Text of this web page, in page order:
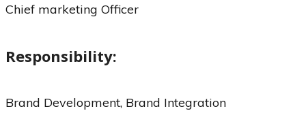
Chief marketing Officer
Responsibility:
Brand Development, Brand Integration